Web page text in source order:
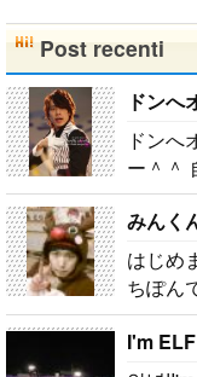
2017.12.12
私は97lineの
中２でヒチョ
ル＆キュヒョ
ン寄りallペン
です!!! SJペ
ンの方はコメ
ントかメール
ください!!! 文
通できる人大
歓迎です♪ 国
籍と年齢とペ
好き
か〜
Post recenti
ドンへ
ドンへ
ー＾＾
簡単な
みんく
はじめ
ちぽん
るぷち
します
I'm